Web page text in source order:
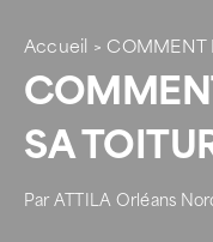
Nos agences
Votre toit
Rejoignez-nous
Accueil > COMMENT
SA
ParATTILA Orléans